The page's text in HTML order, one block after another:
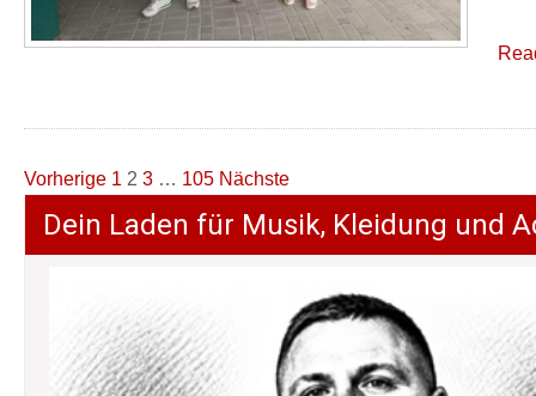
Seitennummerierung
der
Beiträge
Vorherige 1 2 3 … 105 Nächste
Dein Laden für Musik, Kleidung und